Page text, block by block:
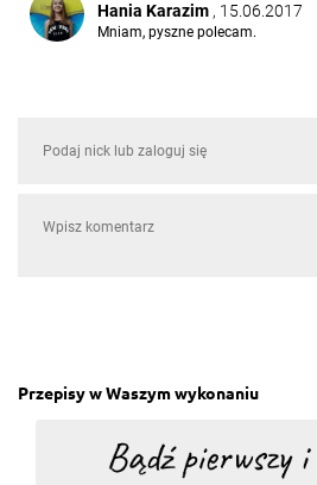
Hania Karazim , 15.06.2017
Mniam, pyszne polecam.
Przepisy w Waszym wykonaniu